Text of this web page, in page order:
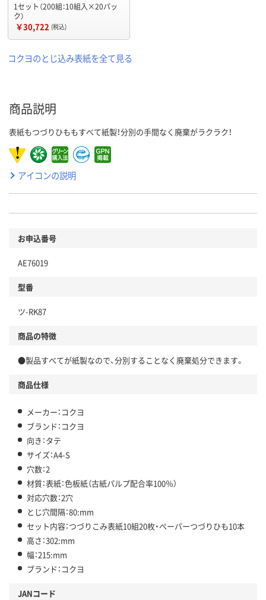
1セット（200組：10組入×20パッ
ク）
￥30,722 (税込)
コクヨのとじ込み表紙を全て見る
商品説明
表紙もつづりひももすべて紙製！分別の手間なく廃棄がラクラク！
アイコンの説明
お申込番号
AE76019
型番
ツ-RK87
商品の特徴
●製品すべてが紙製なので、分別することなく廃棄処分できます。
商品仕様
メーカー：コクヨ
ブランド：コクヨ
向き：タテ
サイズ：A4-S
穴数：2
材質：表紙：色板紙（古紙パルプ配合率100％）
対応穴数：2穴
とじ穴間隔：80:mm
セット内容：つづりこみ表紙10組20枚・ペーパーつづりひも10本
高さ：302:mm
幅：215:mm
ブランド：コクヨ
JANコード